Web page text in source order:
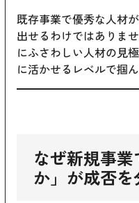
既存事業で優秀な人材
出せるわけではありま
にふさわしい人材の見
に活かせるレベルで掴
なぜ新規事
か」が成否